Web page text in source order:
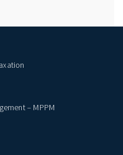
– MPPM